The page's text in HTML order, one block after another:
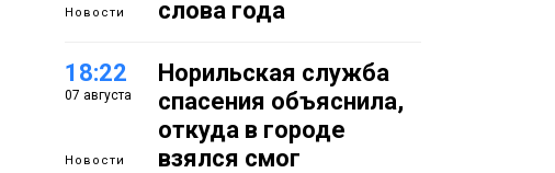
Новости
слова года
18:22
07 августа
Новости
Норильская служба
спасения объяснила,
откуда в городе
взялся смог